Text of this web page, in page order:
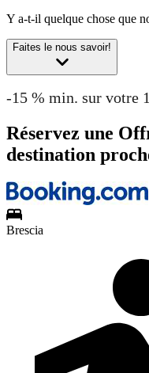
Y a-t-il quelque chose que
Faites le nous savoir!
-15 % min. sur votre
Réservez une
destination
Brescia